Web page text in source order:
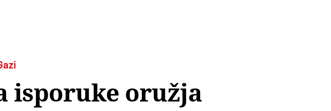
isporuke oružja